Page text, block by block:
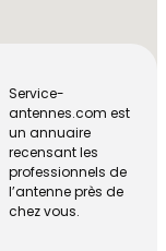
Service-
antennes.com est
un annuaire
recensant les
professionnels de
l’antenne près de
chez vous.